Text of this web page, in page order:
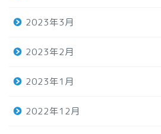
2023年3月
2023年2月
2023年1月
2022年12月